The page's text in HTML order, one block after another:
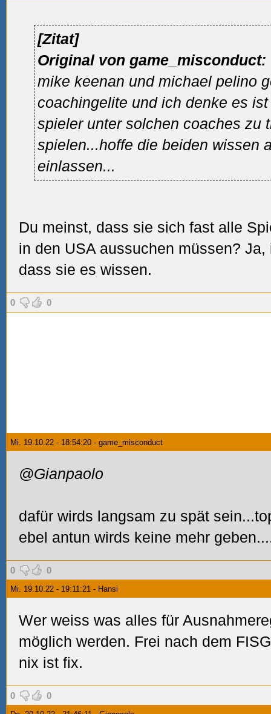
[Zitat]
Original von game_misconduct:
mike keenan und michael pelino
coachingelite und ich denke es
spieler unter solchen coaches zu
spielen...hoffe die beiden wissen
einlassen...
Du meinst, dass sie sich fast alle
in den USA aussuchen müssen?
dass sie es wissen.
0 0
Mi. 19.10.22 - 18:54:20 - game_misconduct
@Gianpaolo
dafür wirds langsam zu spät
ebel antun wirds keine mehr
0 0
Mi. 19.10.22 - 19:11:21 - Hansi
Wer weiss was alles für
möglich werden. Frei nach dem
nix ist fix.
0 0